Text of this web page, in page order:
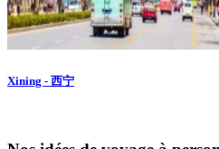
Xining - 西宁